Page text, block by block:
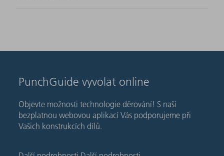
PunchGuide vyvolat online
Objevte možnosti technologie děrování! S naší
bezplatnou webovou aplikací Vás podporujeme při
Vašich konstrukcích dílů.